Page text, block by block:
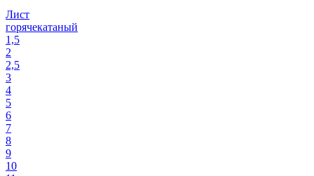
Лист
горячекатаный
1,5
2
2,5
3
4
5
6
7
8
9
10